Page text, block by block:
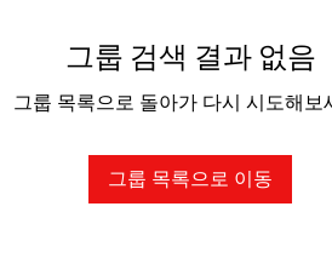
그룹 검색 결과 없음
그룹 목록으로 돌아가 다시 시도해보
그룹 목록으로 이동